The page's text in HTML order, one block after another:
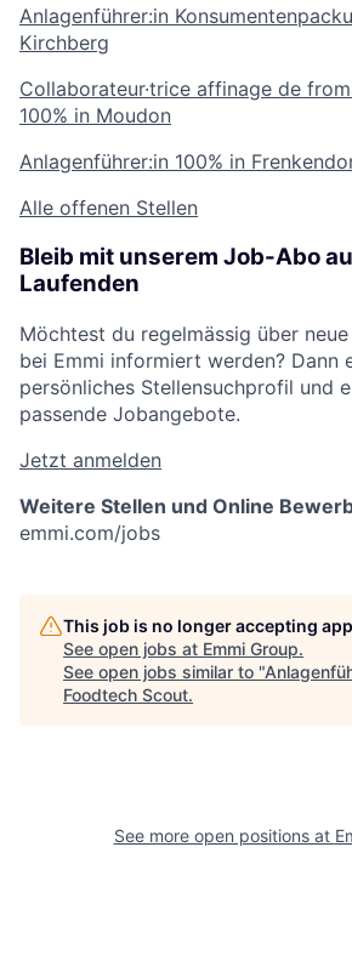
Anlagenführer:in
Kirchberg
Collaborateur·trice affinage de
100% in Moudon
Anlagenführer:in 100% in
Alle offenen Stellen
Bleib mit unserem Job-Abo
Laufenden
Möchtest du regelmässig über
bei Emmi informiert werden? Dann
persönliches Stellensuchprofil und
passende Jobangebote.
Jetzt anmelden
Weitere Stellen und Online
emmi.com/jobs
This job is no longer accepting
See open jobs at Emmi Group.
See open jobs similar to "
Foodtech Scout.
See more open positions at